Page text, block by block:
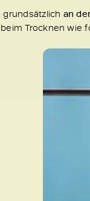
grundsätzlich an
Trocknen wie